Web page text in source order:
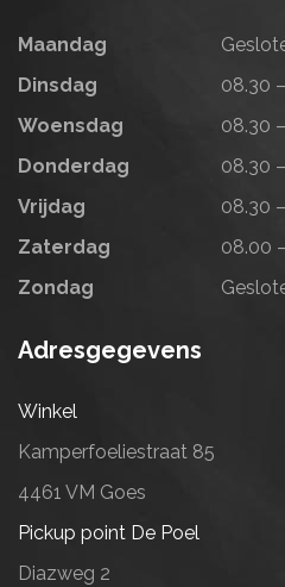
Maandag
Dinsdag
08.30
Woensdag
08.30
Donderdag
08.30
Vrijdag
08.30
Zaterdag
08.00
Zondag
Adresgegevens
Winkel
Kamperfoeliestraat 85
4461 VM Goes
Pickup point De Poel
Diazweg 2